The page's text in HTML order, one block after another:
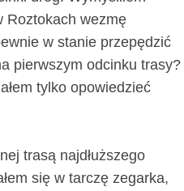
Roztokach wezmę
w stanie przepędzić
pierwszym odcinku trasy?
tylko opowiedzieć
trasą najdłuższego
się w tarczę zegarka,